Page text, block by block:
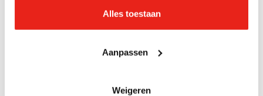
Alles toestaan
Aanpassen
Weigeren
Heb je hulp nodig bij het invullen van het
Schrijfwijzer LARR. Deze helpt je bij
Volwassenen
uursbegeleiding